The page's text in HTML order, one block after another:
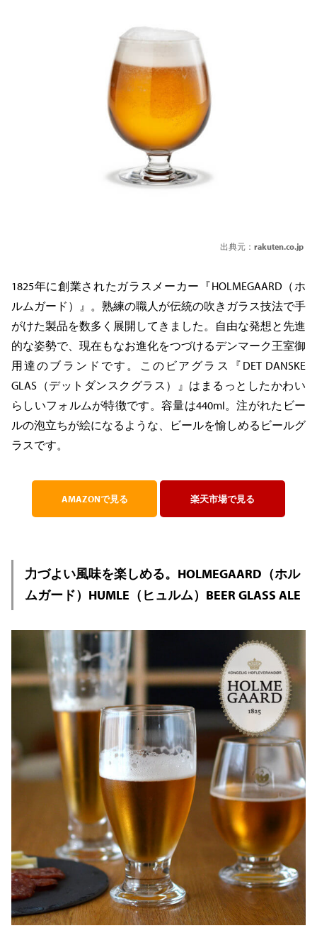
出典元： rakuten.co.jp
1825年に創業されたガラスメーカー『HOLMEGAARD（ホ
ルムガード）』。熟練の職人が伝統の吹きガラス技法で手
がけた製品を数多く展開してきました。自由な発想と先進
的な姿勢で、現在もなお進化をつづけるデンマーク王室御
用達のブランドです。このビアグラス『DET DANSKE
GLAS（デットダンスクグラス）』はまるっとしたかわい
らしいフォルムが特徴です。容量は440ml。注がれたビー
ルの泡立ちが絵になるような、ビールを愉しめるビールグ
ラスです。
AMAZONで見る 楽天市場で見る
力づよい風味を楽しめる。HOLMEGAARD（ホル
ムガード）HUMLE（ヒュルム）BEER GLASS ALE